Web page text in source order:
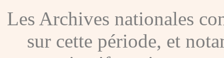
Les Archives nationales
sur cette période, et